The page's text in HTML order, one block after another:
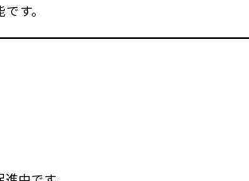
す。